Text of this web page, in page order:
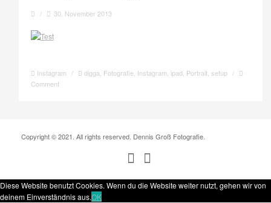
/ 30. November 2013
Instagram / digga Fotografie, Instagram ipad Portrait, setup /
Comment
Copyright © 2021. All rights reserved. Dennis Groß Fotografie.
Diese Website benutzt Cookies. Wenn du die Website weiter nutzt, gehen wir von
deinem Einverständnis aus.OK